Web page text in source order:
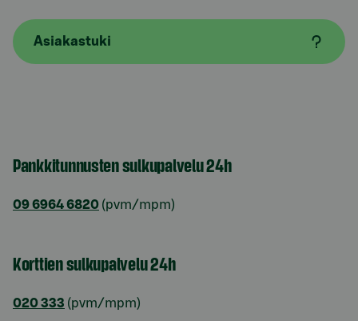
Asiakastuki
Pankkitunnusten sulkupalvelu 24h
09 6964 6820 (pvm/mpm)
Korttien sulkupalvelu 24h
020 333 (pvm/mpm)